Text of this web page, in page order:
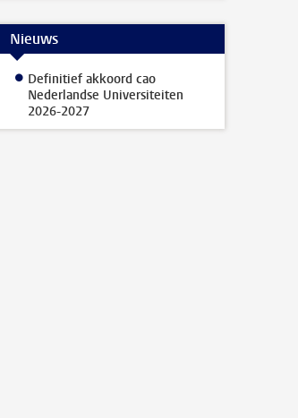
Nieuws
Definitief akkoord cao
Nederlandse Universiteiten
2026-2027